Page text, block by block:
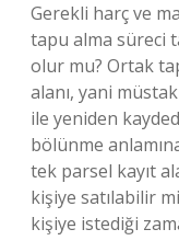
Gerekli harç ve
tapu alma süreci
olur mu? Ortak
alanı, yani
ile yeniden
bölünme
tek parsel kayıt
kişiye satılabilir
kişiye istediği